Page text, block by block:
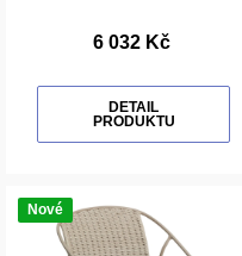
6 032 Kč
DETAIL
PRODUKTU
Nové